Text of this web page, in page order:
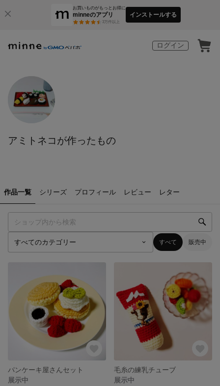
お買いものがもっとお得に
minneのアプリ
3万件以上
インストールする
ログイン
アミトネコが作ったもの
作品一覧 シリーズ プロフィール レビュー レター
すべて 販売中
パンケーキ屋さんセット
展示中
毛糸の練乳チューブ
展示中